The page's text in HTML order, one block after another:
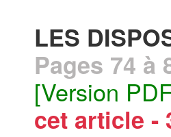
LES
Pages 74 à
[Version
cet article -